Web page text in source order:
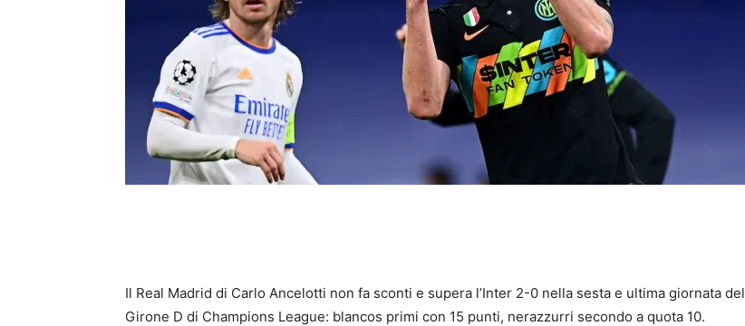
Il Real Madrid di Carlo Ancelotti non fa sconti e supera l’Inter 2-0 nella sesta e ultima giornata del
Girone D di Champions League: blancos primi con 15 punti, nerazzurri secondo a quota 10.